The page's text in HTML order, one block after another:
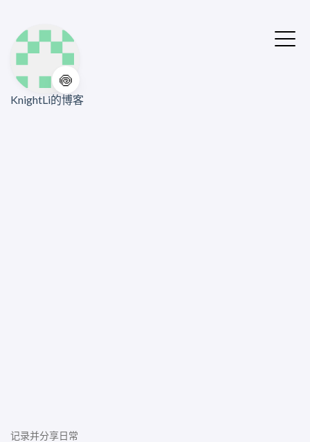
🍥
KnightLi的博客
记录并分享日常